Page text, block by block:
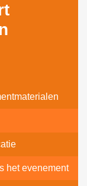
het evenement